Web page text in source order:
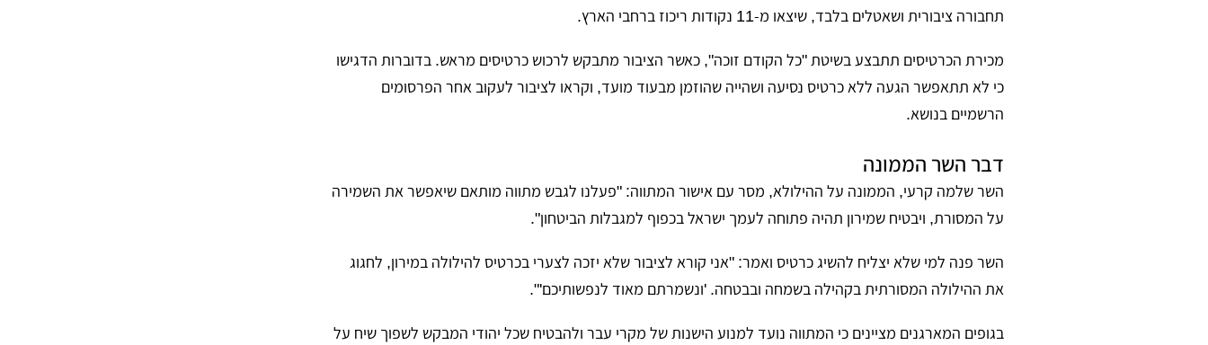
תחבורה ציבורית ושאטלים בלבד, שיצאו מ-11 נקודות ריכוז ברחבי הארץ.
מכירת הכרטיסים תתבצע בשיטת "כל הקודם זוכה", כאשר הציבור מתבקש לרכוש כרטיסים מראש. בדוברות הדגישו
כי לא תתאפשר הגעה ללא כרטיס נסיעה ושהייה שהוזמן מבעוד מועד, וקראו לציבור לעקוב אחר הפרסומים
הרשמיים בנושא.
דבר השר הממונה
השר שלמה קרעי, הממונה על ההילולא, מסר עם אישור המתווה: "פעלנו לגבש מתווה מותאם שיאפשר את השמירה
על המסורת, ויבטיח שמירון תהיה פתוחה לעמך ישראל בכפוף למגבלות הביטחון".
השר פנה למי שלא יצליח להשיג כרטיס ואמר: "אני קורא לציבור שלא יזכה לצערי בכרטיס להילולה במירון, לחגוג
את ההילולה המסורתית בקהילה בשמחה ובבטחה. 'ונשמרתם מאוד לנפשותיכם'".
בגופים המארגנים מציינים כי המתווה נועד למנוע הישנות של מקרי עבר ולהבטיח שכל יהודי המבקש לשפוך שיח על